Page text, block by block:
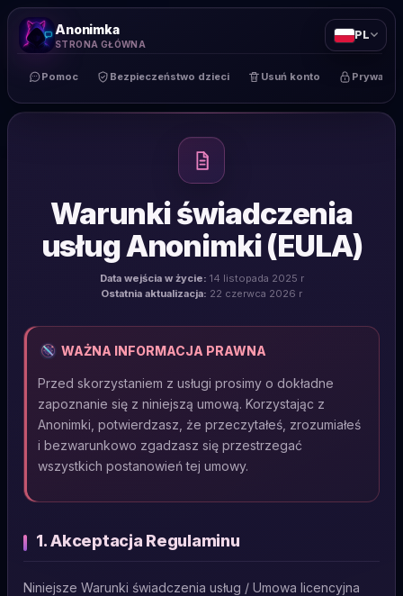
Anonimka
STRONA GŁÓWNA
Pomoc Bezpieczeństwo dzieci Usuń konto
Warunki świadczenia
usług Anonimki (EULA)
Data wejścia w życie: 14 listopada 2025 r
Ostatnia aktualizacja: 22 czerwca 2026 r
WAŻNA INFORMACJA PRAWNA
Przed skorzystaniem z usługi prosimy o dokładne
zapoznanie się z niniejszą umową. Korzystając z
Anonimki, potwierdzasz, że przeczytałeś, zrozumiałeś
i bezwarunkowo zgadzasz się przestrzegać
wszystkich postanowień tej umowy.
1. Akceptacja Regulaminu
Niniejsze Warunki świadczenia usług / Umowa licencyjna
PL